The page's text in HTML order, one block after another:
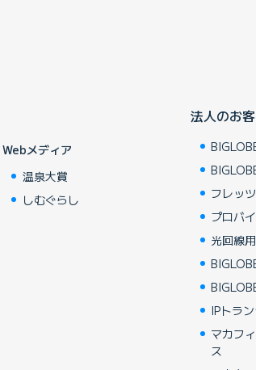
Webメディア
温泉大賞
しむぐらし
法人のお
フレッ
プロバ
光回線
IPトラ
マカフ
ス